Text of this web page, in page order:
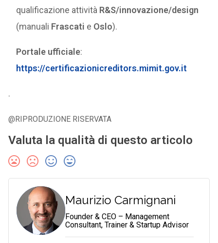
qualificazione attività R&S/innovazione/design
(manuali Frascati e Oslo).
Portale ufficiale:
https://certificazionicreditors.mimit.gov.it
.
@RIPRODUZIONE RISERVATA
Valuta la qualità di questo articolo
Maurizio Carmignani
Founder & CEO – Management
Consultant, Trainer & Startup Advisor